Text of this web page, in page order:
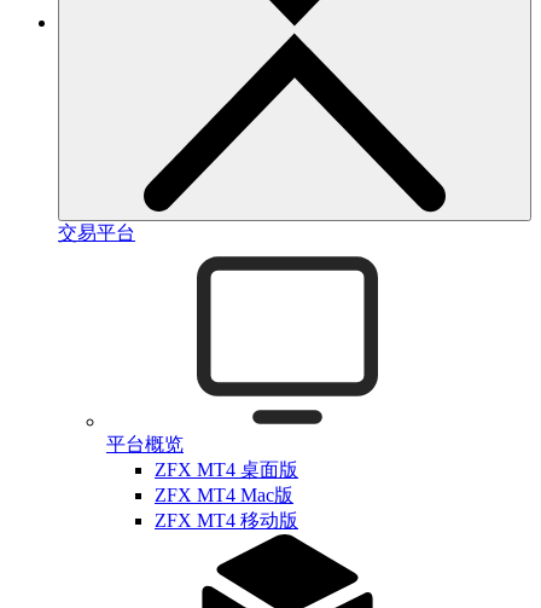
交易平台
平台概览
ZFX MT4 桌面版
ZFX MT4 Mac版
ZFX MT4 移动版